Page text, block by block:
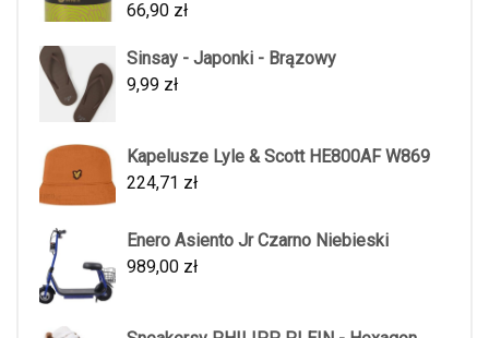
66,90 zł
Sinsay - Japonki - Brązowy
9,99 zł
Kapelusze Lyle & Scott HE800AF W869
224,71 zł
Enero Asiento Jr Czarno Niebieski
989,00 zł